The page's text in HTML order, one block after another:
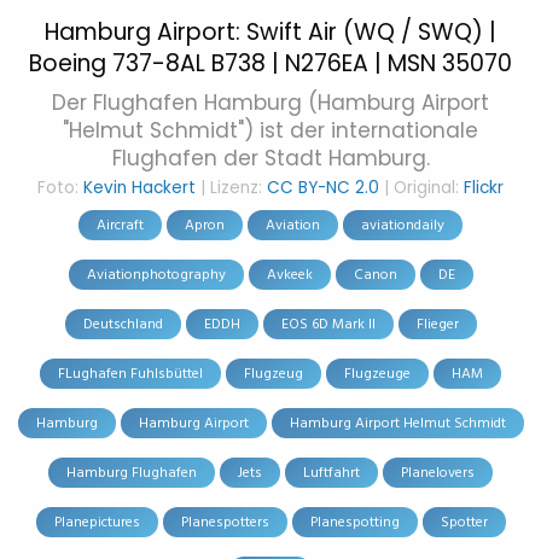
Hamburg Airport: Swift Air (WQ / SWQ) |
Boeing 737-8AL B738 | N276EA | MSN 35070
Der Flughafen Hamburg (Hamburg Airport
"Helmut Schmidt") ist der internationale
Flughafen der Stadt Hamburg.
Foto: Kevin Hackert | Lizenz: CC BY-NC 2.0 | Original: Flickr
Aircraft Apron Aviation aviationdaily
Aviationphotography Avkeek Canon DE
Deutschland EDDH EOS 6D Mark II Flieger
FLughafen Fuhlsbüttel Flugzeug Flugzeuge HAM
Hamburg Hamburg Airport Hamburg Airport Helmut Schmidt
Hamburg Flughafen Jets Luftfahrt Planelovers
Planepictures Planespotters Planespotting Spotter